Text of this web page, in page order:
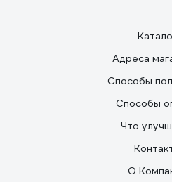
Адреса
Способы
Способы
Что
О